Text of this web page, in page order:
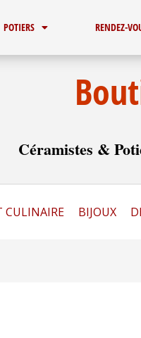
POTIERS RENDEZ-
Céramistes &
CULINAIRE BIJOUX